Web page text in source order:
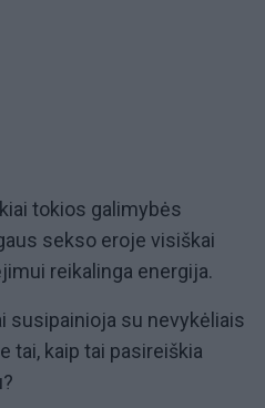
tokios galimybės
sekso eroje visiškai
reikalinga energija.
susipainioja su nevykėliais
tai, kaip tai pasireiškia